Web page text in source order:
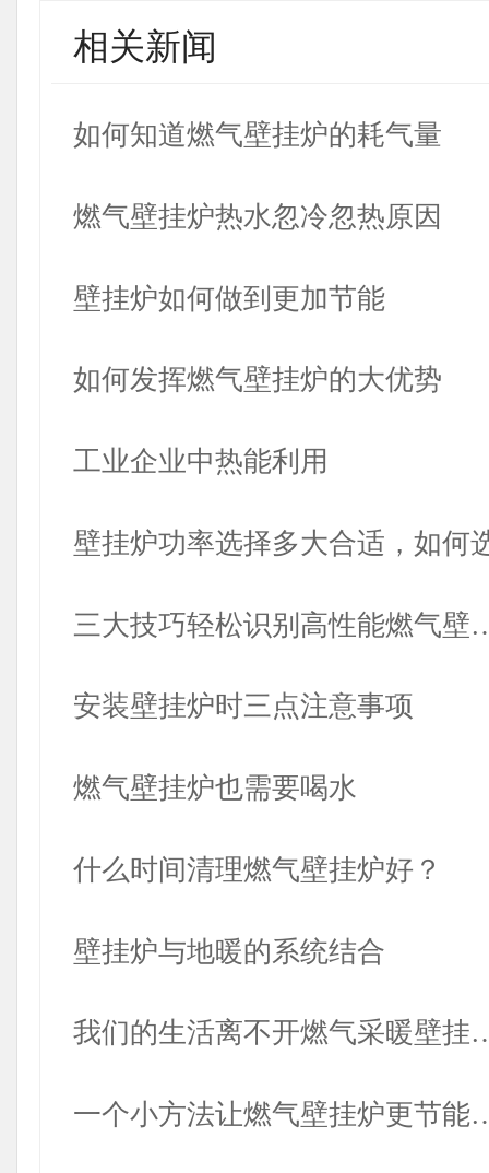
相关新闻
如何知道燃气壁挂炉的耗气量
燃气壁挂炉热水忽冷忽热原因
壁挂炉如何做到更加节能
如何发挥燃气壁挂炉的大优势
工业企业中热能利用
壁挂炉功率选择多大合适，如何
三大技巧轻松识别高性能燃气壁
安装壁挂炉时三点注意事项
燃气壁挂炉也需要喝水
什么时间清理燃气壁挂炉好？
壁挂炉与地暖的系统结合
我们的生活离不开燃气采暖壁挂
一个小方法让燃气壁挂炉更节能